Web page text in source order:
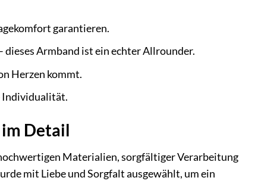
garantieren.
Armband ist ein echter Allrounder.
Herzen kommt.
Individualität.
im Detail
Materialien, sorgfältiger Verarbeitung
mit Liebe und Sorgfalt ausgewählt, um ein